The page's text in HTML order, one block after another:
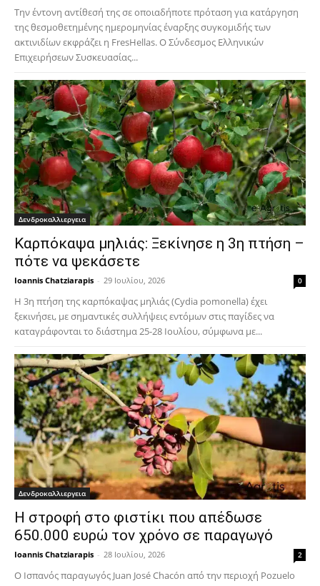
Την έντονη αντίθεσή της σε οποιαδήποτε πρόταση για κατάργηση
της θεσμοθετημένης ημερομηνίας έναρξης συγκομιδής των
ακτινιδίων εκφράζει η FresHellas. Ο Σύνδεσμος Ελληνικών
Επιχειρήσεων Συσκευασίας...
Δενδροκαλλιεργεια
Καρπόκαψα μηλιάς: Ξεκίνησε η 3η πτήση –
πότε να ψεκάσετε
Ioannis Chatziarapis - 29 Ιουλίου, 2026 0
Η 3η πτήση της καρπόκαψας μηλιάς (Cydia pomonella) έχει
ξεκινήσει, με σημαντικές συλλήψεις εντόμων στις παγίδες να
καταγράφονται το διάστημα 25-28 Ιουλίου, σύμφωνα με...
Δενδροκαλλιεργεια
Η στροφή στο φιστίκι που απέδωσε
650.000 ευρώ τον χρόνο σε παραγωγό
Ioannis Chatziarapis - 28 Ιουλίου, 2026 2
Ο Ισπανός παραγωγός Juan José Chacón από την περιοχή Pozuelo